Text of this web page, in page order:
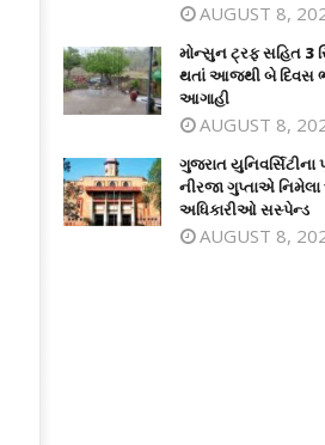
વિદ્યા સહાયકોની ભરતી પ્રકિયામાં
સરકારની વચગાળાની ફોર્મુલાને HCએ આપી
9,
AUGUST 8,
મોન્સુન ટ્રફ સહિત 3
થતાં આજથી બે દિવસ
આગાહી
AUGUST 8,
ગુજરાત યુનિવર્સિટીના
નીરજા ગુપ્તાએ નિમેલા
અધિકારીઓ સસ્પેન્ડ
AUGUST 8,